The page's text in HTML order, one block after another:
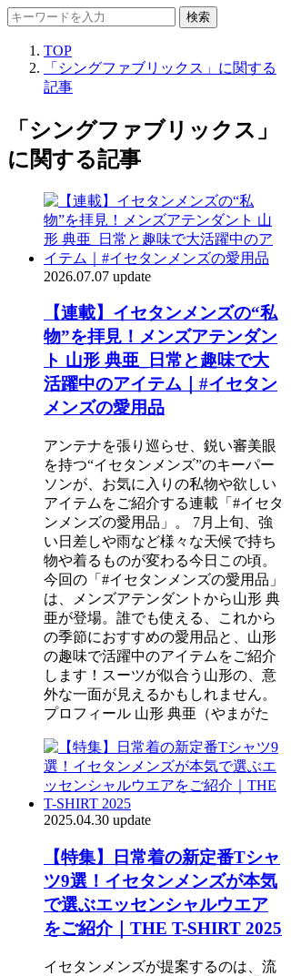
検索
TOP
「シングファブリックス」に関する
記事
「シングファブリックス」
に関する記事
2026.07.07 update
【連載】イセタンメンズの“私
物”を拝見！メンズアテンダン
ト 山形 典亜_日常と趣味で大
活躍中のアイテム｜#イセタン
メンズの愛用品
アンテナを張り巡らせ、鋭い審美眼
を持つ“イセタンメンズ”のキーパー
ソンが、お気に入りの私物や欲しい
アイテムをご紹介する連載「#イセタ
ンメンズの愛用品」。 7月上旬、強
い日差しや雨など様々な天候で持ち
物や着るものが変わる今日この頃。
今回の「#イセタンメンズの愛用品」
は、メンズアテンダントから山形 典
亜が登場。誰でも使える、これから
の季節におすすめの愛用品と、山形
の趣味で活躍中のアイテムをご紹介
します！スーツが似合う山形の、意
外な一面が見えるかもしれません。
プロフィール 山形 典亜（やまがた
2025.04.30 update
【特集】日常着の新定番Tシャ
ツ9選！イセタンメンズが本気
で選ぶエッセンシャルウエア
をご紹介｜THE T-SHIRT 2025
イセタンメンズが提案するのは、流